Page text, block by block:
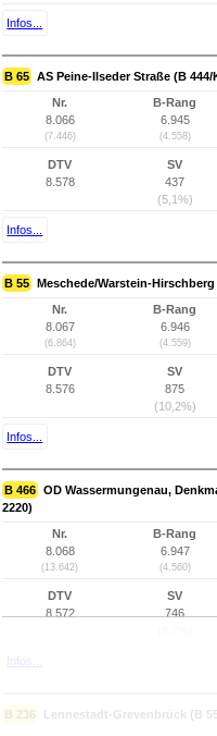
Infos...
B 65 AS Peine-Ilseder Straße (B
Nr.
8.066
(7.446)
B-Rang
6.945
(4.558)
DTV
8.578
SV
437
(5,1%)
Infos...
B 55 Meschede/Warstein-
Nr.
8.067
(6.864)
B-Rang
6.946
(4.559)
DTV
8.576
SV
875
(10,2%)
Infos...
B 466 OD Wassermungenau,
2220)
Nr.
8.068
(13.642)
B-Rang
6.947
(4.560)
DTV
8.572
SV
746
Infos...
B 236 Lennestadt-Grevenbrück (B